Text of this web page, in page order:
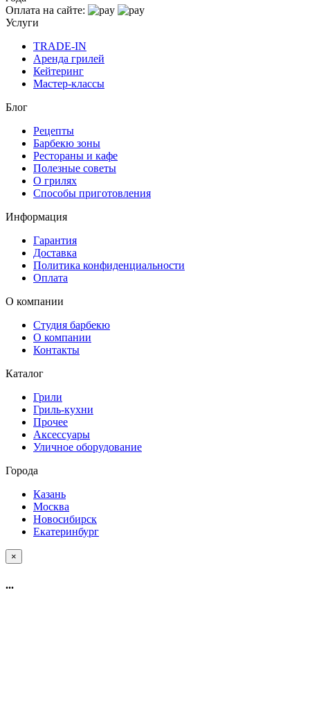
Оплата на сайте:
Услуги
TRADE-IN
Аренда грилей
Кейтеринг
Мастер-классы
Блог
Рецепты
Барбекю зоны
Рестораны и кафе
Полезные советы
О грилях
Способы приготовления
Информация
Гарантия
Доставка
Политика конфиденциальности
Оплата
О компании
Студия барбекю
О компании
Контакты
Каталог
Грили
Гриль-кухни
Прочее
Аксессуары
Уличное оборудование
Города
Казань
Москва
Новосибирск
Екатеринбург
×
...